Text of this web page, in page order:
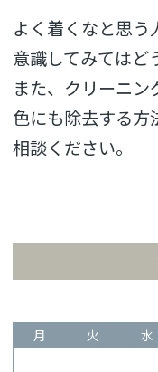
よく着くなと思う
意識してみてはど
また、クリーニ
色にも除去する
相談ください。
月 火 水